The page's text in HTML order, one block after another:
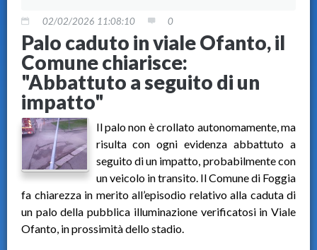
02/02/2026 11:08:10 0
Palo caduto in viale Ofanto, il
Comune chiarisce:
"Abbattuto a seguito di un
impatto"
Il palo non è crollato autonomamente, ma
risulta con ogni evidenza abbattuto a
seguito di un impatto, probabilmente con
un veicolo in transito. Il Comune di Foggia
fa chiarezza in merito all’episodio relativo alla caduta di
un palo della pubblica illuminazione verificatosi in Viale
Ofanto, in prossimità dello stadio.